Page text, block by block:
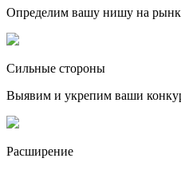
Определим вашу нишу на
Сильные стороны
Выявим и укрепим ваши
Расширение